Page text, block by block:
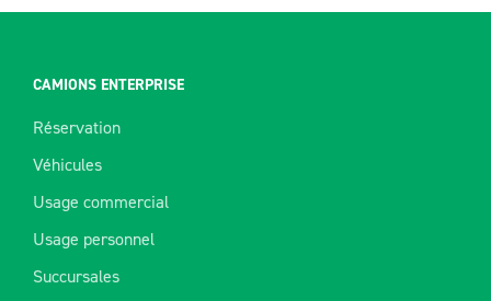
CAMIONS ENTERPRISE
Réservation
Véhicules
Usage commercial
Usage personnel
Succursales